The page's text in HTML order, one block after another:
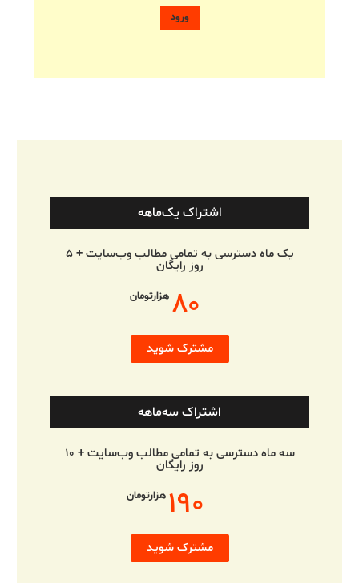
اشتراک یک‌ماهه
یک ماه دسترسی به تمامی مطالب وب‌سایت + ۵
روز رایگان
۸۰ هزارتومان
مشترک شوید
اشتراک سه‌ماهه
سه ماه دسترسی به تمامی مطالب وب‌سایت + ۱۰
روز رایگان
۱۹۰ هزارتومان
مشترک شوید